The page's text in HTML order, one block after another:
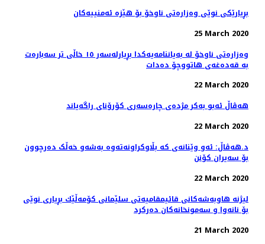
بڕیارێكی نوێی وەزارەتی ناوخۆ بۆ هێزە ئەمنییەكان
25 March 2020
وەزارەتی ناوخۆ لە بەیاننامەیەکدا بڕیارلەسەر ١٥ خاڵی تر سەبارەت
بە قەدەغەی هاتووچۆ دەدات
22 March 2020
هه‌ڤاڵ ئه‌بو به‌كر مژده‌ی چاره‌سه‌ری کۆرۆنای راگه‌یاند
22 March 2020
د.هەڤاڵ: ئەو وێنانەی کە بڵاوکراونەتەوە بەشەو خەڵک دەرچوون
بۆ سەیران کۆنن
22 March 2020
لیژنه‌ هاوبه‌شه‌كانی قائیمقامیه‌تی سلێمانی كۆمه‌ڵێك بڕیاری نوێی
بۆ نانه‌وا و سه‌مونخانه‌كان ده‌ركرد
21 March 2020